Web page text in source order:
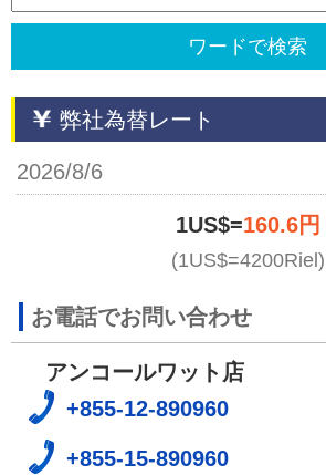
弊社為替レート
2026/8/6
1US$=160.6円
(1US$=4200Riel)
お電話でお問い合わせ
アンコールワット店
+855-12-890960
+855-15-890960